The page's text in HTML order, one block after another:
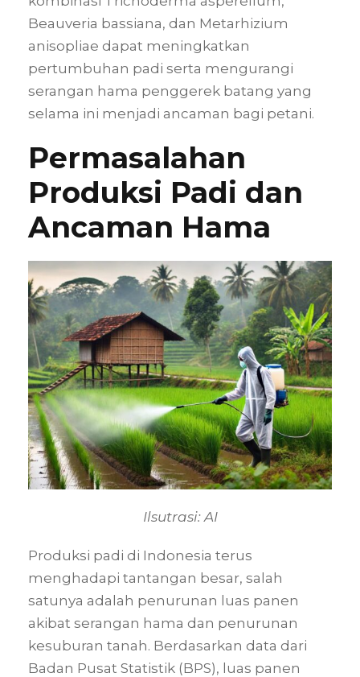
Beauveria bassiana, dan Metarhizium
anisopliae dapat meningkatkan
pertumbuhan padi serta mengurangi
serangan hama penggerek batang yang
selama ini menjadi ancaman bagi petani.
Permasalahan
Produksi Padi dan
Ancaman Hama
Ilsutrasi: AI
Produksi padi di Indonesia terus
menghadapi tantangan besar, salah
satunya adalah penurunan luas panen
akibat serangan hama dan penurunan
kesuburan tanah. Berdasarkan data dari
Badan Pusat Statistik (BPS), luas panen